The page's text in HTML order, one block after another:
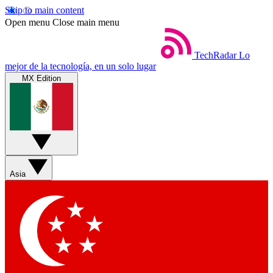
Skip to main content
Open menu Close main menu
TechRadar Lo
mejor de la tecnología, en un solo lugar
MX Edition
Asia